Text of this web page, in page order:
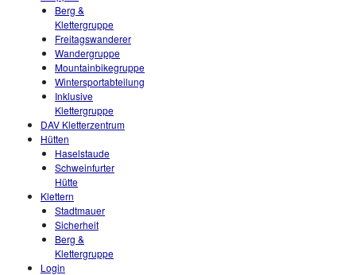
Berg &
Klettergruppe
Freitagswanderer
Wandergruppe
Mountainbikegruppe
Wintersportabteilung
Inklusive
Klettergruppe
DAV Kletterzentrum
Hütten
Haselstaude
Schweinfurter
Hütte
Klettern
Stadtmauer
Sicherheit
Berg &
Klettergruppe
Login